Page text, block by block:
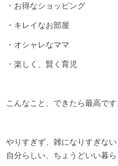
・お得なショッピング
・キレイなお部屋
・オシャレなママ
・楽しく、賢く育児
こんなこと、できたら最高です
やりすぎず、雑になりすぎない
自分らしい、ちょうどいい暮